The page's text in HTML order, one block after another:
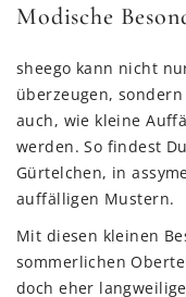
Modische
sheego kann nicht
überzeugen,
auch, wie kleine
werden. So findest
Gürtelchen, in
auffälligen Mustern.
Mit diesen kleinen
sommerlichen
doch eher